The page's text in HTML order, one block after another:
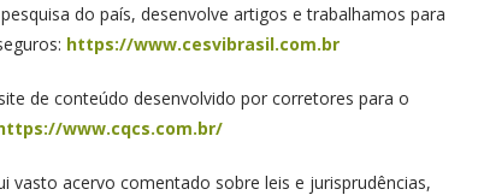
do país, desenvolve artigos e trabalhamos para
https://www.cesvibrasil.com.br
de conteúdo desenvolvido por corretores para o
www.cqcs.com.br/
acervo comentado sobre leis e jurisprudências,